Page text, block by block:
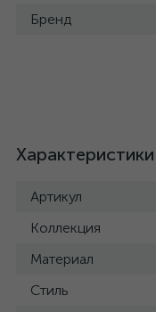
Бренд
Характеристики
Артикул
Коллекция
Материал
Стиль